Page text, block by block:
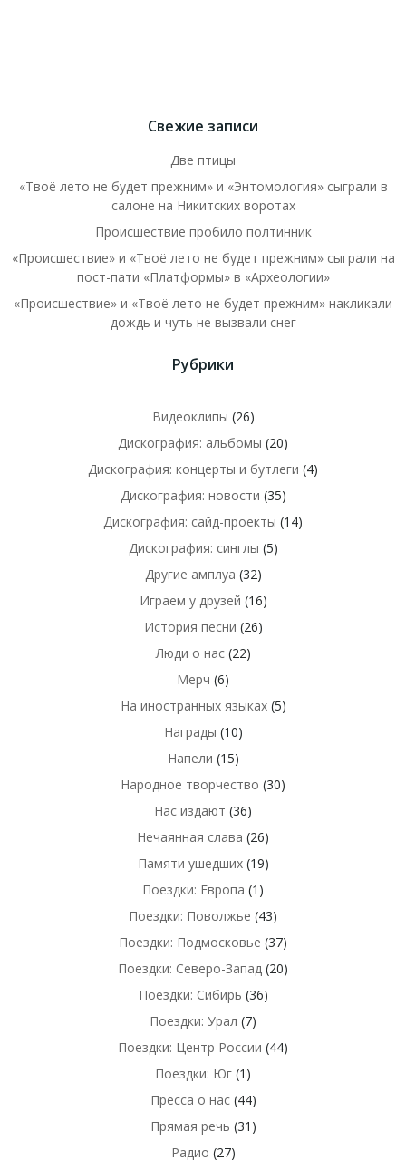
Свежие записи
Две птицы
«Твоё лето не будет прежним» и «Энтомология» сыграли в
салоне на Никитских воротах
Происшествие пробило полтинник
«Происшествие» и «Твоё лето не будет прежним» сыграли на
пост-пати «Платформы» в «Археологии»
«Происшествие» и «Твоё лето не будет прежним» накликали
дождь и чуть не вызвали снег
Рубрики
Видеоклипы (26)
Дискография: альбомы (20)
Дискография: концерты и бутлеги (4)
Дискография: новости (35)
Дискография: сайд-проекты (14)
Дискография: синглы (5)
Другие амплуа (32)
Играем у друзей (16)
История песни (26)
Люди о нас(22)
Мерч (6)
На иностранных языках(5)
Награды (10)
Напели (15)
Народное творчество (30)
Нас издают (36)
Нечаянная слава (26)
Памяти ушедших(19)
Поездки: Европа (1)
Поездки: Поволжье (43)
Поездки: Подмосковье (37)
Поездки: Северо-Запад (20)
Поездки: Сибирь (36)
Поездки: Урал (7)
Поездки: Центр России (44)
Поездки: Юг (1)
Пресса о нас(44)
Прямая речь (31)
Радио (27)